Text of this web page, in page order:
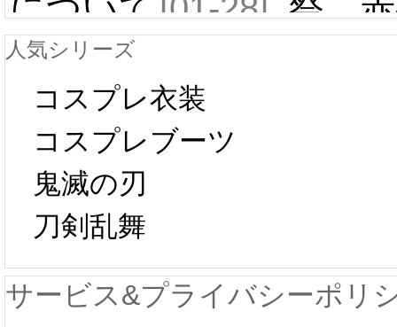
について[01-28]
中国旧正月の影
響で2024年2月5
日から工場生産
が一時停止いた
祭 赤
人気シリーズ
コスプレ衣装
コスプレブーツ
鬼滅の刃
刀剣乱舞
サービス&プライバシーポリ